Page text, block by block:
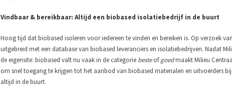
Vindbaar & bereikbaar: Altijd een biobased isolatiebedrijf in de buurt
Hoog tijd dat biobased isoleren voor iedereen te vinden en bereiken is. Op verzoek
uitgebreid met een database van biobased leveranciers en isolatiebedrijven. Nadat
de eigensite: biobased valt nu vaak in de categorie besteofgoedmaakt Milieu
om snel toegang te krijgen tot het aanbod van biobased materialen en uitvoerders
altijd in de buurt.